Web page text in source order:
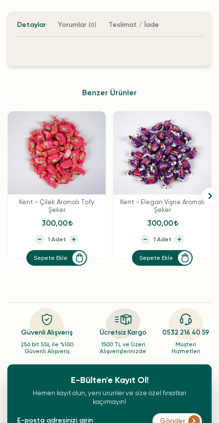
Detaylar Yorumlar (0) Teslimat / İade
Benzer Ürünler
Kent - Çilek Aromalı Tofy
Şeker
300,00
Sepete Ekle
Kent - Elegan Vişne Aromalı
Şeker
300,00
Sepete Ekle
Güvenli Alışveriş
256 bit SSL ile %100
Güvenli Alışveriş
Ücretsiz Kargo
1500 TL ve Üzeri
Alışverişlerinizde
0532 216 40 59
Müşteri
Hizmetleri
E-Bülten'e Kayıt Ol!
Hemen kayıt olun, yeni ürünler ve size özel fırsatları
kaçırmayın!
Gönder